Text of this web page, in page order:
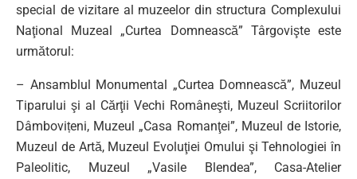
special de vizitare al muzeelor din structura Complexului
Naţional Muzeal „Curtea Domnească” Târgovişte este
următorul:
– Ansamblul Monumental „Curtea Domnească”, Muzeul
Tiparului şi al Cărţii Vechi Româneşti, Muzeul Scriitorilor
Dâmbovițeni, Muzeul „Casa Romanţei”, Muzeul de Istorie,
Muzeul de Artă, Muzeul Evoluţiei Omului şi Tehnologiei în
Paleolitic, Muzeul „Vasile Blendea”, Casa-Atelier